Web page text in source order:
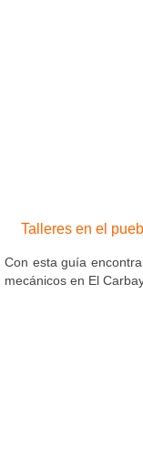
Talleres en el
Con esta guía
mecánicos en El